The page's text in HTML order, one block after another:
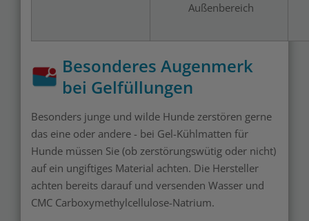
Außenbereich
Besonderes Augenmerk
bei Gelfüllungen
Besonders junge und wilde Hunde zerstören gerne
das eine oder andere - bei Gel-Kühlmatten für
Hunde müssen Sie (ob zerstörungswütig oder nicht)
auf ein ungiftiges Material achten. Die Hersteller
achten bereits darauf und versenden Wasser und
CMC Carboxymethylcellulose-Natrium.